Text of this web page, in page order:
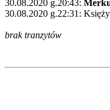
30.08.2020 g.20:43:
30.08.2020 g.22:31:
brak tranzytów